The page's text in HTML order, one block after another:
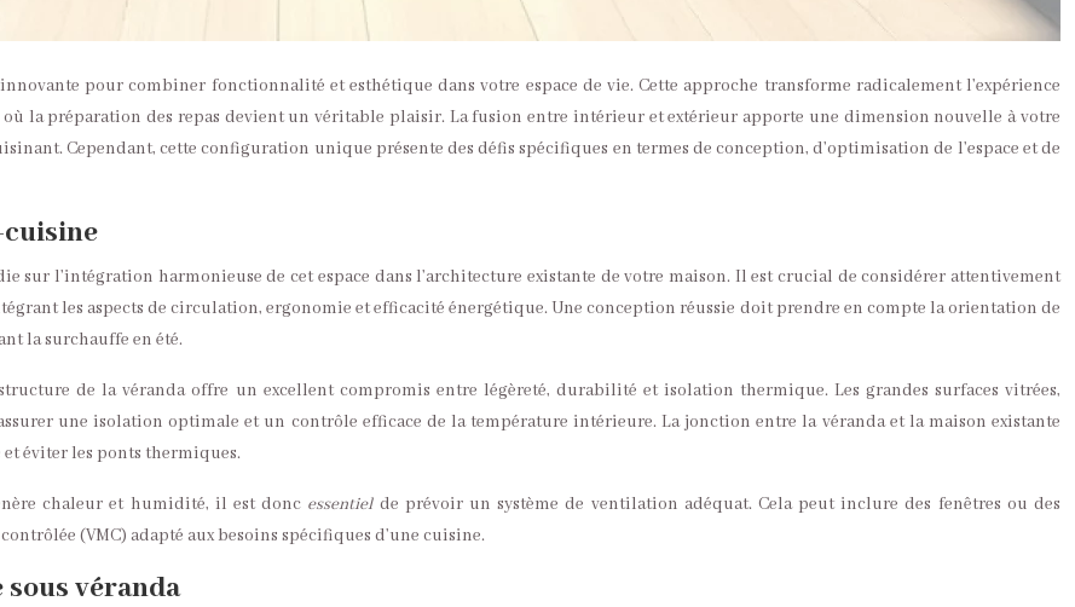
pour combiner fonctionnalité et esthétique dans votre espace de vie. Cette approche transforme radicalement l’expérience
la préparation des repas devient un véritable plaisir. La fusion entre intérieur et extérieur apporte une dimension nouvelle à votre
Cependant, cette configuration unique présente des défis spécifiques en termes de conception, d’optimisation de l’espace et de
sur l’intégration harmonieuse de cet espace dans l’architecture existante de votre maison. Il est crucial de considérer attentivement
les aspects de circulation, ergonomie et efficacité énergétique. Une conception réussie doit prendre en compte la orientation de
la surchauffe en été.
de la véranda offre un excellent compromis entre légèreté, durabilité et isolation thermique. Les grandes surfaces vitrées,
une isolation optimale et un contrôle efficace de la température intérieure. La jonction entre la véranda et la maison existante
éviter les ponts thermiques.
chaleur et humidité, il est donc essentiel de prévoir un système de ventilation adéquat. Cela peut inclure des fenêtres ou des
(VMC) adapté aux besoins spécifiques d’une cuisine.
sous véranda